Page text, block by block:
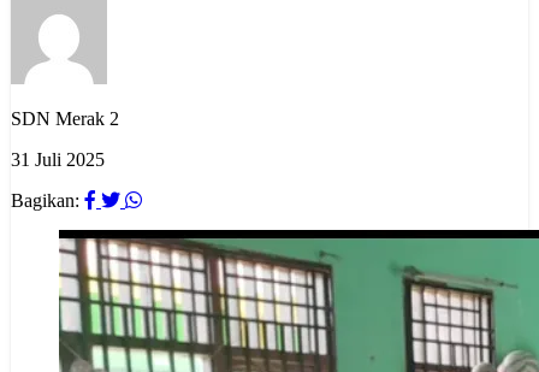
SDN Merak 2
31 Juli 2025
Bagikan: